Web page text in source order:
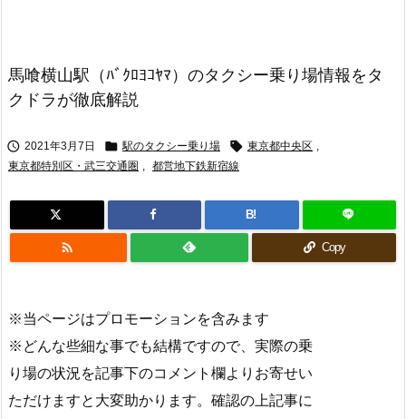
馬喰横山駅（ﾊﾞｸﾛﾖｺﾔﾏ）のタクシー乗り場情報をタ
クドラが徹底解説
 2021年3月7日  駅のタクシー乗り場  東京都中央区 ,
東京都特別区・武三交通圏 , 都営地下鉄新宿線
B!
 Copy
※当ページはプロモーションを含みます
※どんな些細な事でも結構ですので、実際の乗
り場の状況を記事下のコメント欄よりお寄せい
ただけますと大変助かります。確認の上記事に